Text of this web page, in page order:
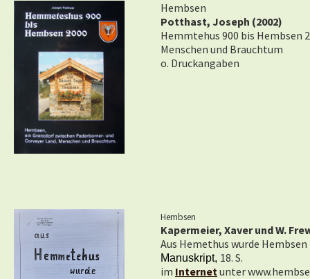
Hembsen
Potthast, Joseph (2002)
Hemmtehus 900 bis Hembsen
Menschen und Brauchtum
o. Druckangaben
Hembsen
Kapermeier, Xaver und W.
Aus Hemethus wurde
Manuskript, 18. S.
im Internetunter